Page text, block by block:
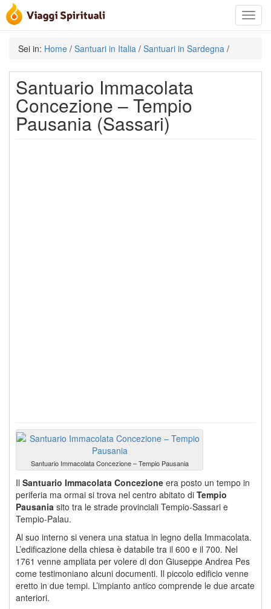
Toggle
Sei in: Home / Santuari in Italia / Santuari in Sardegna /
Santuario Immacolata
Concezione – Tempio
Pausania (Sassari)
Santuario Immacolata Concezione – Tempio Pausania
Il Santuario Immacolata Concezione era posto un tempo in
periferia ma ormai si trova nel centro abitato di Tempio
Pausania sito tra le strade provinciali Tempio-Sassari e
Tempio-Palau.
Al suo interno si venera una statua in legno della Immacolata.
L’edificazione della chiesa è databile tra il 600 e il 700. Nel
1761 venne ampliata per volere di don Giuseppe Andrea Pes
come testimoniano alcuni documenti. Il piccolo edificio venne
eretto in due tempi. L’impianto antico comprende le due arcate
anteriori.